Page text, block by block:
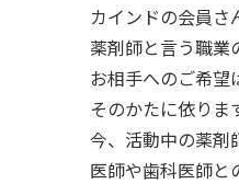
カインドの会員
薬剤師と言う職業
お相手へのご希望
そのかたに依りま
今、活動中の薬剤
医師や歯科医師と